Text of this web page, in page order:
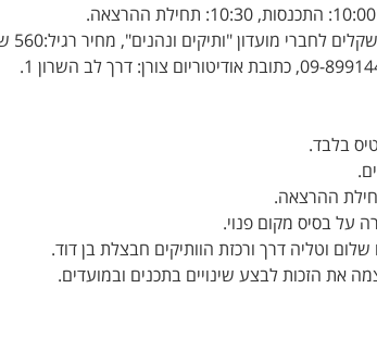
בלבד.
ההרצאה.
על בסיס מקום פנוי.
וטליה דרך ורכזת הוותיקים חבצלת בן דוד.
הזכות לבצע שינויים בתכנים ובמועדים.